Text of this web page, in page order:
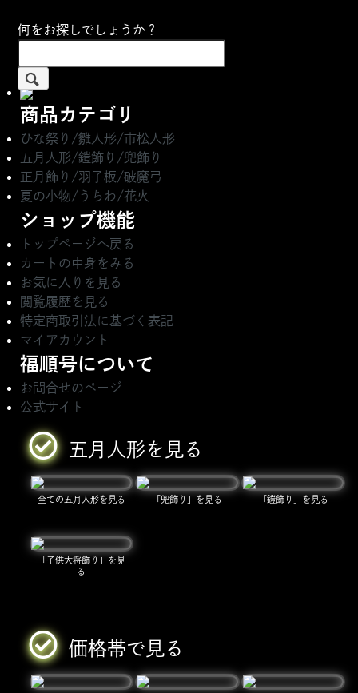
何をお探しでしょうか？
商品カテゴリ
ひな祭り/雛人形/市松人形
五月人形/鎧飾り/兜飾り
正月飾り/羽子板/破魔弓
夏の小物/うちわ/花火
ショップ機能
トップページへ戻る
カートの中身をみる
お気に入りを見る
閲覧履歴を見る
特定商取引法に基づく表記
マイアカウント
福順号について
お問合せのページ
公式サイト
五月人形を見る
全ての五月人形を見る 「兜飾り」を見る 「鎧飾り」を見る
「子供大将飾り」を見
る
価格帯で見る